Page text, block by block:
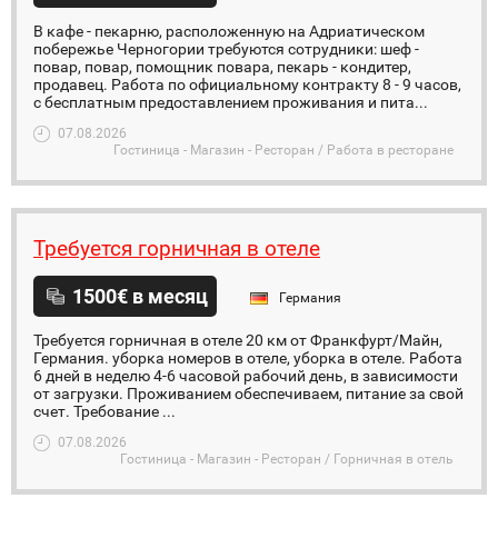
В кафе - пекарню, расположенную на Адриатическом
побережье Черногории требуются сотрудники: шеф -
повар, повар, помощник повара, пекарь - кондитер,
продавец. Работа по официальному контракту 8 - 9 часов,
с бесплатным предоставлением проживания и пита...
07.08.2026
Гостиница - Магазин - Ресторан / Работа в ресторане
Требуется горничная в отеле
1500€ в месяц Германия
Требуется горничная в отеле 20 км от Франкфурт/Майн,
Германия. уборка номеров в отеле, уборка в отеле. Работа
6 дней в неделю 4-6 часовой рабочий день, в зависимости
от загрузки. Проживанием обеспечиваем, питание за свой
счет. Требование ...
07.08.2026
Гостиница - Магазин - Ресторан / Горничная в отель